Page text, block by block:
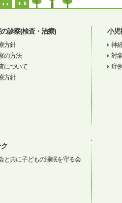
診察(検査・治療)
方針
の方法
について
方針
小児
神
対
症
と共に子どもの睡眠を守る会